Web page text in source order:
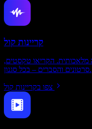
קריינות קול
מלאכותית. הקריאו טקסטים,
סרטונים והסברים – בכל סגנון.
צפו בקריינות קול